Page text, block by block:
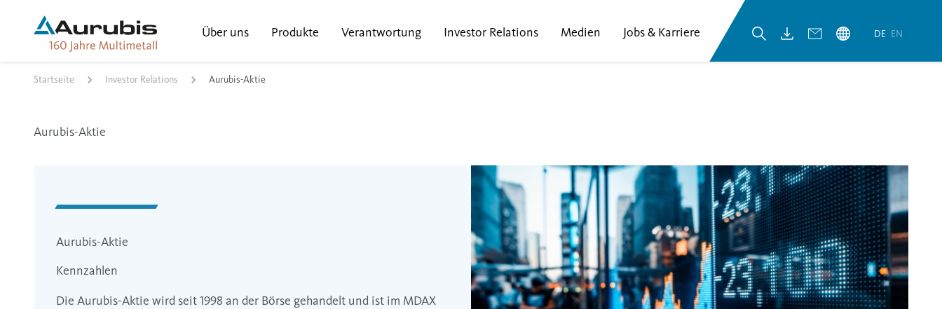
Über uns Produkte Verantwortung Investor Relations Medien Jobs & Karriere DE EN
Startseite Investor Relations Aurubis-Aktie
Aurubis-Aktie
Aurubis-Aktie
Kennzahlen
Die Aurubis-Aktie wird seit 1998 an der Börse gehandelt und ist im MDAX